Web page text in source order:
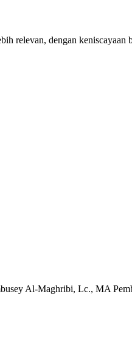
relevan, dengan
Al-Maghribi, Lc., MA